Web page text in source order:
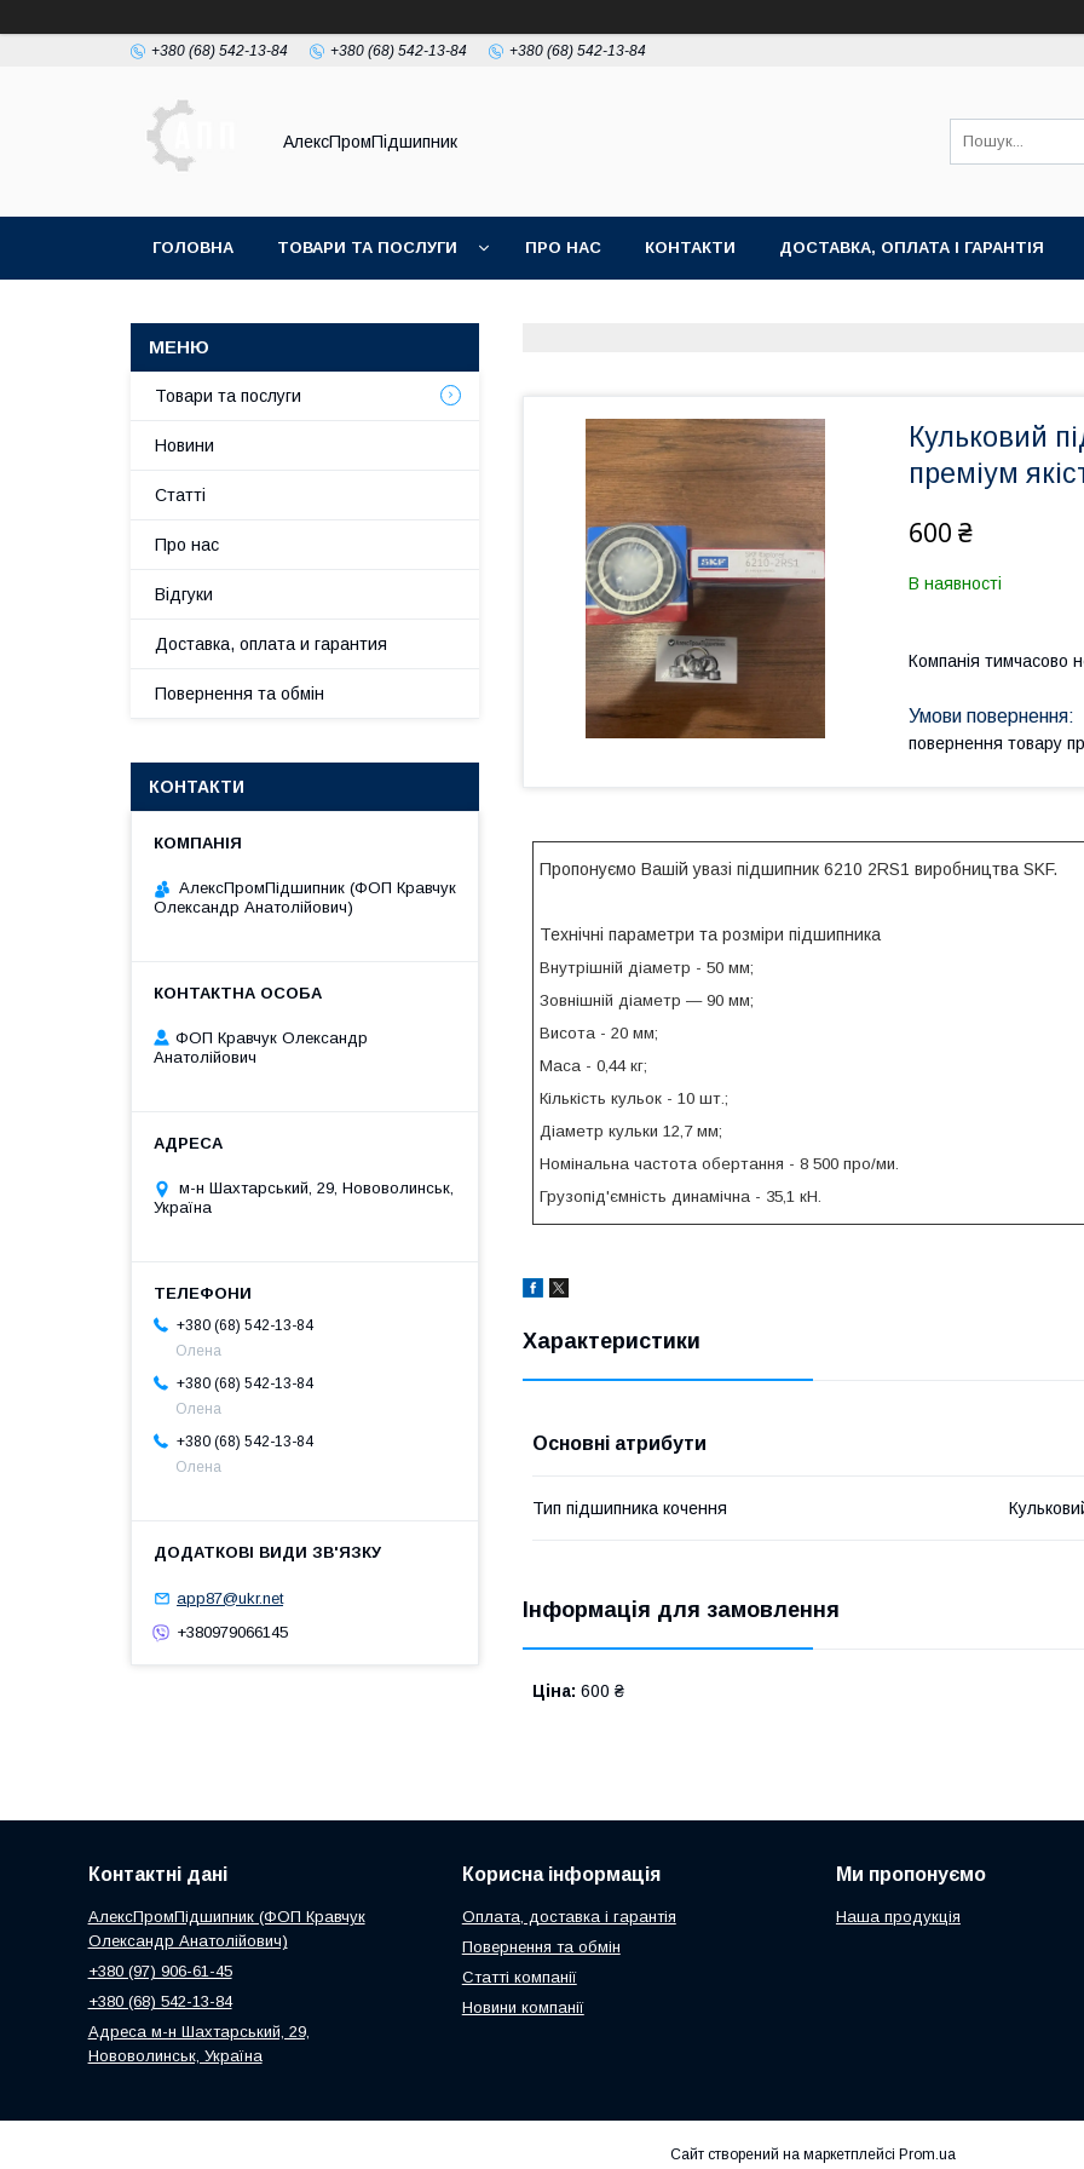
+380 (68) 542-13-84 +380 (68) 542-13-84 +380 (68) 542-13-84
АлексПромПідшипник
ГОЛОВНА ТОВАРИ ТА ПОСЛУГИ ПРО НАС КОНТАКТИ ДОСТАВКА, ОПЛАТА І ГАРАНТІЯ
Кульковий
преміум
600 ₴
В наявності
Компанія тимчасово
повернення товару
Пропонуємо Вашій увазі підшипник 6210 2RS1 виробництва SKF.
Технічні параметри та розміри підшипника
Внутрішній діаметр - 50 мм;
Зовнішній діаметр — 90 мм;
Висота - 20 мм;
Маса - 0,44 кг;
Кількість кульок - 10 шт.;
Діаметр кульки 12,7 мм;
Номінальна частота обертання - 8 500 про/ми.
Грузопід'ємність динамічна - 35,1 кН.
Характеристики
Основні атрибути
Тип підшипника кочення
Інформація для замовлення
Ціна: 600 ₴
Товари та послуги
Новини
Статті
Про нас
Відгуки
Доставка, оплата и гарантия
Повернення та обмін
КОНТАКТИ
АлексПромПідшипник (ФОП Кравчук
Олександр Анатолійович)
ФОП Кравчук Олександр
Анатолійович
м-н Шахтарський, 29, Нововолинськ,
Україна
+380 (68) 542-13-84
Олена
+380 (68) 542-13-84
Олена
+380 (68) 542-13-84
Олена
app87@ukr.net
+380979066145
Контактні дані
АлексПромПідшипник (ФОП Кравчук
Олександр Анатолійович)
+380 (97) 906-61-45
+380 (68) 542-13-84
Адреса м-н Шахтарський, 29,
Нововолинськ, Україна
Корисна інформація
Оплата, доставка і гарантія
Повернення та обмін
Статті компанії
Новини компанії
Ми пропонуємо
Наша продукція
Сайт створений на маркетплейсі Prom.ua